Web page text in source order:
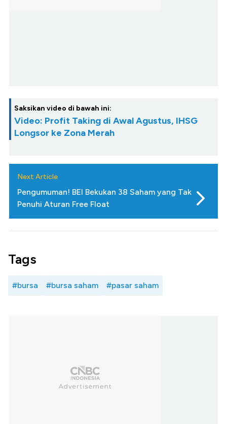
Saksikan video di bawah ini:
Video: Profit Taking di Awal Agustus, IHSG
Longsor ke Zona Merah
Next Article
Pengumuman! BEI Bekukan 38 Saham yang Tak
Penuhi Aturan Free Float
Tags
#bursa #bursa saham #pasar saham